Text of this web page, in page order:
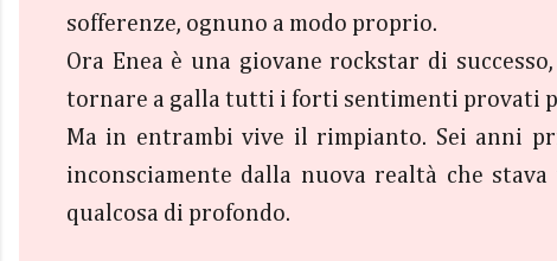
sofferenze, ognuno a modo proprio.
Ora Enea è una giovane rockstar di
tornare a galla tutti i forti sentimenti provati
Ma in entrambi vive il rimpianto. Sei anni
inconsciamente dalla nuova realtà che
qualcosa di profondo.